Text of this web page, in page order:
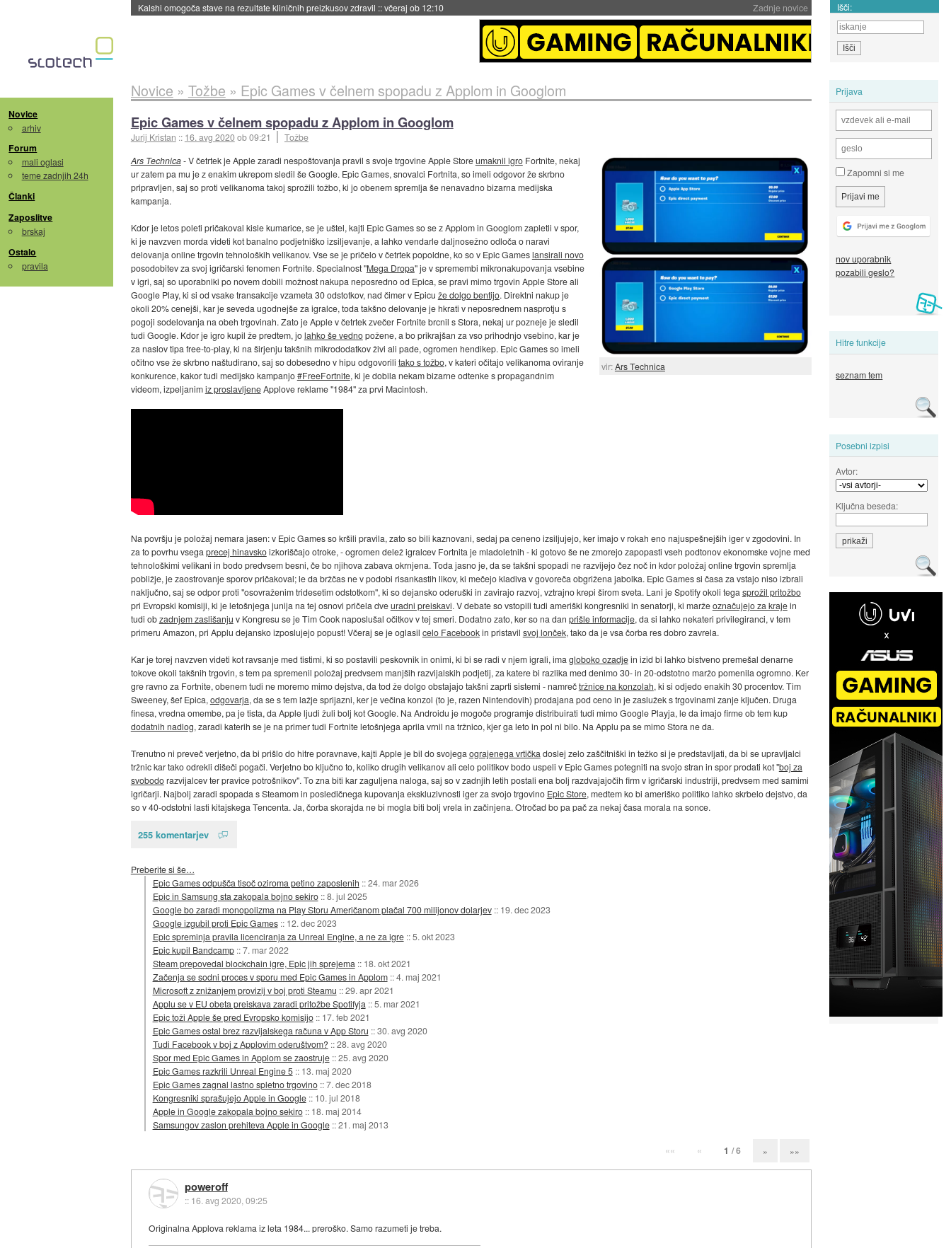
Zadnje novice
včeraj ob 11:37 Išči:
Novice
arhiv
Forum
mali oglasi
teme zadnjih 24h
Članki
Zaposlitve
brskaj
Ostalo
pravila
Prijava
Zapomni si me
nov uporabnik
pozabili geslo?
Hitre funkcije
seznam tem
Posebni izpisi
Avtor:
Ključna beseda:
Novice » Tožbe » Epic Games v čelnem spopadu z Applom in Googlom
Epic Games v čelnem spopadu z Applom in Googlom
Jurij Kristan :: 16. avg 2020ob 09:21 Tožbe
vir:Ars Technica
Ars Technica- V četrtek je Apple zaradi nespoštovanja pravil s svoje trgovine Apple Storeumaknil igroFortnite, nekaj
ur zatem pa mu je z enakim ukrepom sledil še Google. Epic Games, snovalci Fortnita, so imeli odgovor že skrbno
pripravljen, saj so proti velikanoma takoj sprožili tožbo, ki jo obenem spremlja še nenavadno bizarna medijska
kampanja.
Kdor je letos poleti pričakoval kisle kumarice, se je uštel, kajti Epic Games so se z Applom in Googlom zapletli v spor,
ki je navzven morda videti kot banalno podjetniško izsiljevanje, a lahko vendarle daljnosežno odloča o naravi
delovanja online trgovin tehnoloških velikanov. Vse se je pričelo v četrtek popoldne, ko so v Epic Gameslansirali novo
posodobitev za svoj igričarski fenomen Fortnite. Specialnost "Mega Dropa" je v spremembi mikronakupovanja vsebine
v igri, saj so uporabniki po novem dobili možnost nakupa neposredno od Epica, se pravi mimo trgovin Apple Store ali
Google Play, ki si od vsake transakcije vzameta 30 odstotkov, nad čimer v Epicu že dolgo bentijo. Direktni nakup je
okoli 20% cenejši, kar je seveda ugodnejše za igralce, toda takšno delovanje je hkrati v neposrednem nasprotju s
pogoji sodelovanja na obeh trgovinah. Zato je Apple v četrtek zvečer Fortnite brcnil s Stora, nekaj ur pozneje je sledil
tudi Google. Kdor je igro kupil že predtem, jolahko še vednopožene, a bo prikrajšan za vso prihodnjo vsebino, kar je
za naslov tipa free-to-play, ki na širjenju takšnih mikrododatkov živi ali pade, ogromen hendikep. Epic Games so imeli
očitno vse že skrbno naštudirano, saj so dobesedno v hipu odgovorili tako s tožbo, v kateri očitajo velikanoma oviranje
konkurence, kakor tudi medijsko kampanjo#FreeFortnite, ki je dobila nekam bizarne odtenke s propagandnim
videom, izpeljanimiz proslavljeneApplove reklame "1984" za prvi Macintosh.
Na površju je položaj nemara jasen: v Epic Games so kršili pravila, zato so bili kaznovani, sedaj pa ceneno izsiljujejo, ker imajo v rokah eno najuspešnejših iger v zgodovini. In
za to povrhu vsega precej hinavskoizkoriščajo otroke, - ogromen delež igralcev Fortnita je mladoletnih - ki gotovo še ne zmorejo zapopasti vseh podtonov ekonomske vojne med
tehnološkimi velikani in bodo predvsem besni, če bo njihova zabava okrnjena. Toda jasno je, da se takšni spopadi ne razvijejo čez noč in kdor položaj online trgovin spremlja
pobližje, je zaostrovanje sporov pričakoval; le da bržčas ne v podobi risankastih likov, ki mečejo kladiva v govoreča obgrižena jabolka. Epic Games si časa za vstajo niso izbrali
naključno, saj se odpor proti "osovraženim tridesetim odstotkom", ki so dejansko oderuški in zavirajo razvoj, vztrajno krepi širom sveta. Lani je Spotify okoli tega sprožil pritožbo
pri Evropski komisiji, ki je letošnjega junija na tej osnovi pričela dveuradni preiskavi. V debate so vstopili tudi ameriški kongresniki in senatorji, ki maržeoznačujejo za krajein
tudi obzadnjem zaslišanju v Kongresu se je Tim Cook naposlušal očitkov v tej smeri. Dodatno zato, ker so na dan prišle informacije, da si lahko nekateri privilegiranci, v tem
primeru Amazon, pri Applu dejansko izposlujejo popust! Včeraj se je oglasil celo Facebookin pristavil svoj lonček, tako da je vsa čorba res dobro zavrela.
Kar je torej navzven videti kot ravsanje med tistimi, ki so postavili peskovnik in onimi, ki bi se radi v njem igrali, ima globoko ozadjein izid bi lahko bistveno premešal denarne
tokove okoli takšnih trgovin, s tem pa spremenil položaj predvsem manjših razvijalskih podjetij, za katere bi razlika med denimo 30- in 20-odstotno maržo pomenila ogromno. Ker
gre ravno za Fortnite, obenem tudi ne moremo mimo dejstva, da tod že dolgo obstajajo takšni zaprti sistemi - namrečtržnice na konzolah, ki si odjedo enakih 30 procentov. Tim
Sweeney, šef Epica, odgovarja, da se s tem lažje sprijazni, ker je večina konzol (to je, razen Nintendovih) prodajana pod ceno in je zaslužek s trgovinami zanje ključen. Druga
finesa, vredna omembe, pa je tista, da Apple ljudi žuli bolj kot Google. Na Androidu je mogoče programje distribuirati tudi mimo Google Playja, le da imajo firme ob tem kup
dodatnih nadlog, zaradi katerih se je na primer tudi Fortnite letošnjega aprila vrnil na tržnico, kjer ga leto in pol ni bilo. Na Applu pa se mimo Stora ne da.
Trenutno ni preveč verjetno, da bi prišlo do hitre poravnave, kajti Apple je bil do svojega ograjenega vrtička doslej zelo zaščitniški in težko si je predstavljati, da bi se upravljalci
tržnic kar tako odrekli dišeči pogači. Verjetno bo ključno to, koliko drugih velikanov ali celo politikov bodo uspeli v Epic Games potegniti na svojo stran in spor prodati kot "boj za
svobodorazvijalcev ter pravice potrošnikov". To zna biti kar zaguljena naloga, saj so v zadnjih letih postali ena bolj razdvajajočih firm v igričarski industriji, predvsem med samimi
igričarji. Najbolj zaradi spopada s Steamom in posledičnega kupovanja ekskluzivnosti iger za svojo trgovino Epic Store, medtem ko bi ameriško politiko lahko skrbelo dejstvo, da
so v 40-odstotni lasti kitajskega Tencenta. Ja, čorba skorajda ne bi mogla biti bolj vrela in začinjena. Otročad bo pa pač za nekaj časa morala na sonce.
255 komentarjev
Preberite si še…
Epic Games odpušča tisoč oziroma petino zaposlenih ::24. mar 2026
Epic in Samsung sta zakopala bojno sekiro ::8. jul 2025
Google bo zaradi monopolizma na Play Storu Američanom plačal 700 milijonov dolarjev :: 19. dec 2023
Google izgubil proti Epic Games :: 12. dec 2023
Epic spreminja pravila licenciranja za Unreal Engine, a ne za igre ::5. okt 2023
Epic kupil Bandcamp ::7. mar 2022
Steam prepovedal blockchain igre, Epic jih sprejema :: 18. okt 2021
Začenja se sodni proces v sporu med Epic Games in Applom ::4. maj 2021
Microsoft z znižanjem provizij v boj proti Steamu ::29. apr 2021
Applu se v EU obeta preiskava zaradi pritožbe Spotifyja ::5. mar 2021
Epic toži Apple še pred Evropsko komisijo :: 17. feb 2021
Epic Games ostal brez razvijalskega računa v App Storu ::30. avg 2020
Tudi Facebook v boj z Applovim oderuštvom? ::28. avg 2020
Spor med Epic Games in Applom se zaostruje ::25. avg 2020
Epic Games razkrili Unreal Engine 5 :: 13. maj 2020
Epic Games zagnal lastno spletno trgovino ::7. dec 2018
Kongresniki sprašujejo Apple in Google :: 10. jul 2018
Apple in Google zakopala bojno sekiro :: 18. maj 2014
Samsungov zaslon prehiteva Apple in Google ::21. maj 2013
«« « 1 / 6 » »»
poweroff
:: 16. avg 2020, 09:25
Originalna Applova reklama iz leta 1984... preroško. Samo razumeti je treba.